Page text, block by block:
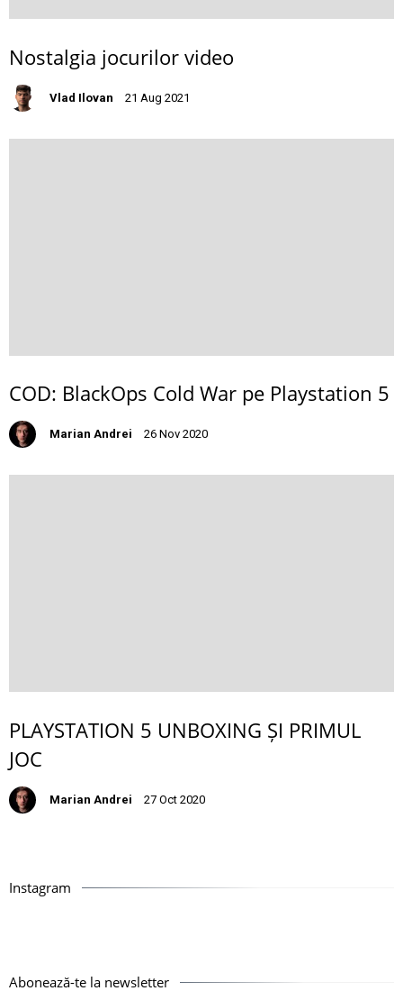
Nostalgia jocurilor video
Vlad Ilovan 21 Aug 2021
COD: BlackOps Cold War pe Playstation 5
Marian Andrei 26 Nov 2020
PLAYSTATION 5 UNBOXING ȘI PRIMUL
JOC
Marian Andrei 27 Oct 2020
Instagram
Abonează-te la newsletter